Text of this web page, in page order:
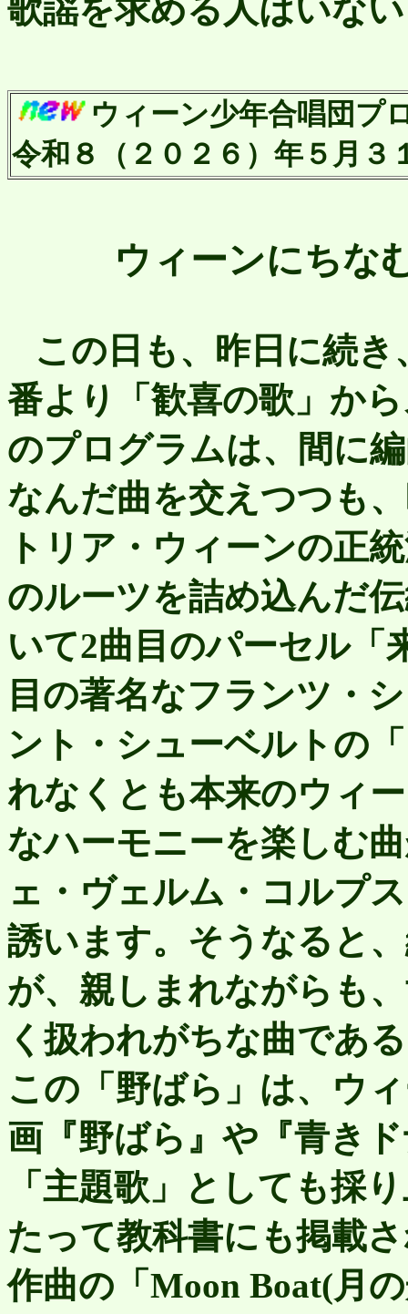
歌謡を求める人はいな
ウィーン少年合唱団プ
令和８（２０２６）年５月３
ウィーンにちな
この日も、昨日に続き
番より「歓喜の歌」か
のプログラムは、間に
なんだ曲を交えつつも
トリア・ウィーンの正
のルーツを詰め込んだ
いて2曲目のパーセル「
目の著名なフランツ・
ント・シューベルトの
れなくとも本来のウィ
なハーモニーを楽しむ
ェ・ヴェルム・コルプ
誘います。そうなると
が、親しまれながらも
く扱われがちな曲であ
この「野ばら」は、ウ
画『野ばら』や『青き
「主題歌」としても採
たって教科書にも掲載
作曲の「Moon Boat(月